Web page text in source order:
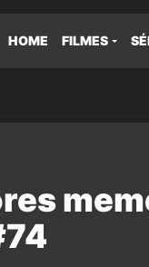
HOME FILMES